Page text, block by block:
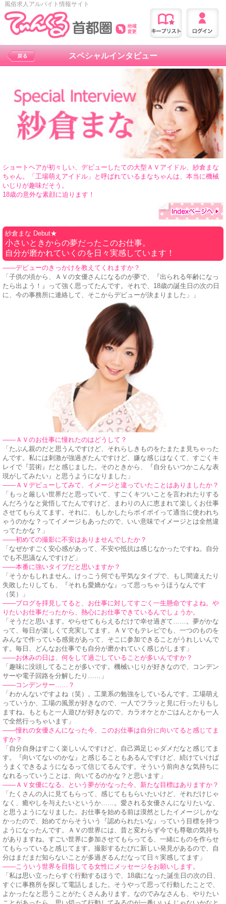
風俗求人アルバイト情報サイト
スペシャルインタビュー
ショートヘアが初々しい、デビューしたての大型ＡＶアイドル、紗倉まな
ちゃん。「工場萌えアイドル」と呼ばれているまなちゃんは、本当に機械
いじりが趣味だそう。
18歳の意外な素顔に迫ります！
紗倉まな Debut★
小さいときからの夢だったこのお仕事。
自分が磨かれていくのを日々実感しています！
——デビューのきっかけを教えてくれますか？
「子供の頃から、ＡＶの女優さんになるのが夢で、『出られる年齢になっ
たら出よう！』って強く思ってたんです。それで、18歳の誕生日の次の日
に、今の事務所に連絡して、そこからデビューが決まりました」」
——ＡＶのお仕事に憧れたのはどうして？
「たぶん親のだと思うんですけど、それらしきものをたまたま見ちゃった
んです。私には刺激が強過ぎたんですけど、嫌な感じはなくて、すごくキ
レイで『芸術』だと感じました。そのときから、『自分もいつかこんな表
現がしてみたい』と思うようになりました」
——ＡＶデビューしてみて、イメージと違っていたことはありましたか？
「もっと厳しい世界だと思っていて、すごくキツいことを言われたりする
んだろうなと覚悟してたんですけど、まわりの人に恵まれて楽しくお仕事
させてもらえてます。それに、もしかしたらポイポイって適当に使われち
ゃうのかな？ってイメージもあったので、いい意味でイメージとは全然違
ってたかな？」
——初めての撮影に不安はありませんでしたか？
「なぜかすごく安心感があって、不安や抵抗は感じなかったですね。自分
でも不思議なんですけど」
——本番に強いタイプだと思いますか？
「そうかもしれません。けっこう何でも平気なタイプで、もし間違えたり
失敗したりしても、『それも愛嬌かな』って思っちゃうほうなんです
（笑）」
——ブログを拝見してると、お仕事に対してすごく一生懸命ですよね。や
りたいお仕事だったから、熱心にお仕事できているんでしょうか。
「そうだと思います。やらせてもらえるだけで幸せ過ぎて……。夢がかな
って、毎日が楽しくて充実してます。ＡＶでもテレビでも、一つのものを
みんなで作っている感覚があって、そこに参加できることがうれしいんで
す。毎日、どんなお仕事でも自分が磨かれていく感じがします」
——お休みの日は、何をして過ごしていることが多いんですか？
「趣味に没頭してることが多いです。機械いじりが好きなので、コンデン
サーや電子回路を分解したり……」
——コンデンサー……？
「わかんないですよね（笑）。工業系の勉強をしているんです。工場萌え
っていうか、工場の風景が好きなので、一人でフラッと見に行ったりもし
ますね。もともと一人遊びが好きなので、カラオケとかごはんとかも一人
で全然行っちゃいます」
——憧れの女優さんになった今、このお仕事は自分に向いてると感じてま
すか？
「自分自身はすごく楽しいんですけど、自己満足じゃダメだなと感じてま
す。『向いてないのかな』と感じることもあるんですけど、続けていけば
うまくできるようになるって信じてるんです。そういう前向きな気持ちに
なれるっていうことは、向いてるのかな？と思います」
——ＡＶ女優になる、という夢がかなった今、新たな目標はありますか？
「たくさんの人に見てもらって、感じてももらいたいけど、それだけじゃ
なく、癒やしを与えたいというか……。愛される女優さんになりたいな、
と思うようになりました。お仕事を始める前は漠然としたイメージしかな
かったので、始めてからそういう『認められたいな』っていう目標を持つ
ようになったんです。ＡＶの世界には、昔と変わらず今でも尊敬の気持ち
がありますね。すごい世界に参加させてもらってる、一緒にものを作らせ
てもらっていると感じてます。撮影するたびに新しい発見があるので、自
分はまだまだ知らないことが多過ぎるんだなって日々実感してます」
——こういう世界を目指してる女性にメッセージをお願いします。
「私は思い立ったらすぐ行動するほうで、18歳になった誕生日の次の日、
すぐに事務所を探して電話しました。そうやって思って行動したことで、
よかったなと思うことがたくさんあります。なのでみなさんも、やりたい